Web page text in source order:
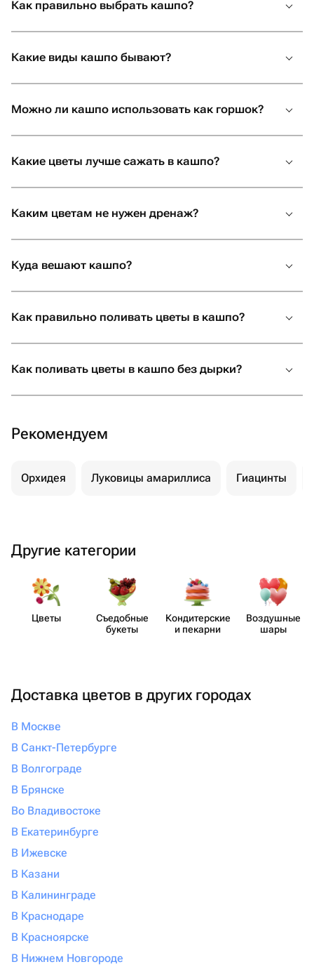
Выбор идеального контейнера — это важный этап в
жизни любого садовода. Проще всего купить кашпо
экземпляр точно соответствовал вашим потребностям
и подчеркнул стиль вашего дома. На Флаувау можно
доставкой по недорогим ценам — заходите и
удивляйте родных и близких!
Как правильно выбрать кашпо?
Какие виды кашпо бывают?
Можно ли кашпо использовать как горшок?
Какие цветы лучше сажать в кашпо?
Каким цветам не нужен дренаж?
Куда вешают кашпо?
Как правильно поливать цветы в кашпо?
Как поливать цветы в кашпо без дырки?
Рекомендуем
Орхидея Луковицы амариллиса Гиацинты
Другие категории
Цветы
Съедобные
букеты
Кондит​ерские
и пекарни
Воздушные
шары
Доставка цветов в других городах
В Москве
В Санкт-Петербурге
В Волгограде
В Брянске
Во Владивостоке
В Екатеринбурге
В Ижевске
В Казани
В Калининграде
В Краснодаре
В Красноярске
В Нижнем Новгороде